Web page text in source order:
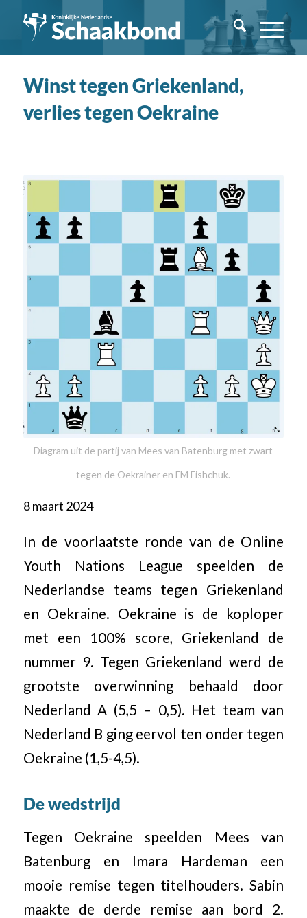
Winst tegen Griekenland,
verlies tegen Oekraine
Diagram uit de partij van Mees van Batenburg met zwart
tegen de Oekrainer en FM Fishchuk.
8 maart 2024
In de voorlaatste ronde van de Online
Youth Nations League speelden de
Nederlandse teams tegen Griekenland
en Oekraine. Oekraine is de koploper
met een 100% score, Griekenland de
nummer 9. Tegen Griekenland werd de
grootste overwinning behaald door
Nederland A (5,5 – 0,5). Het team van
Nederland B ging eervol ten onder tegen
Oekraine (1,5-4,5).
De wedstrijd
Tegen Oekraine speelden Mees van
Batenburg en Imara Hardeman een
mooie remise tegen titelhouders. Sabin
maakte de derde remise aan bord 2.